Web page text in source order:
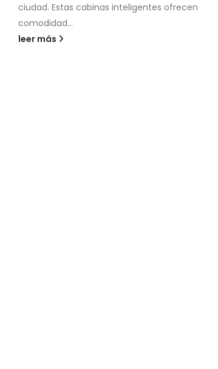
ciudad. Estas cabinas inteligentes ofrecen
comodidad...
leer más